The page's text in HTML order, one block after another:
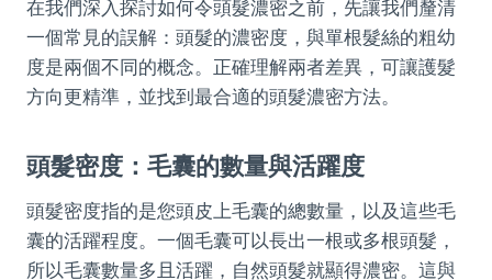
在我們深入探討如何令頭髮濃密之前，先讓我們釐清
一個常見的誤解：頭髮的濃密度，與單根髮絲的粗幼
度是兩個不同的概念。正確理解兩者差異，可讓護髮
方向更精準，並找到最合適的頭髮濃密方法。
頭髮密度：毛囊的數量與活躍度
頭髮密度指的是您頭皮上毛囊的總數量，以及這些毛
囊的活躍程度。一個毛囊可以長出一根或多根頭髮，
所以毛囊數量多且活躍，自然頭髮就顯得濃密。這與